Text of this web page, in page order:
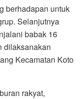
berhadapan untuk
Selanjutnya
babak 16
dilaksanakan
Kecamatan Koto
rakyat,